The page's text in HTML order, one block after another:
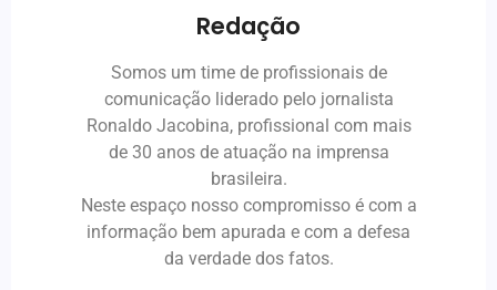
Redação
Somos um time de profissionais de
comunicação liderado pelo jornalista
Ronaldo Jacobina, profissional com mais
de 30 anos de atuação na imprensa
brasileira.
Neste espaço nosso compromisso é com a
informação bem apurada e com a defesa
da verdade dos fatos.